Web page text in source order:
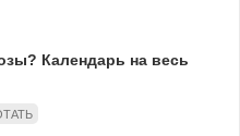
Календарь на весь